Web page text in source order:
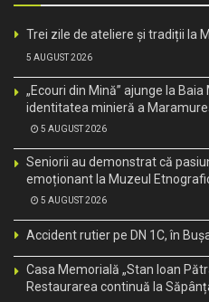
Trei zile de ateliere și tradiții la
5 AUGUST 2026
„Ecouri din Mină” ajunge la
identitatea minieră a
5 AUGUST 2026
Seniorii au demonstrat că
emoționant la Muzeul
5 AUGUST 2026
Accident rutier pe DN 1C, în
Casa Memorială „Stan Ioan
Restaurarea continuă la